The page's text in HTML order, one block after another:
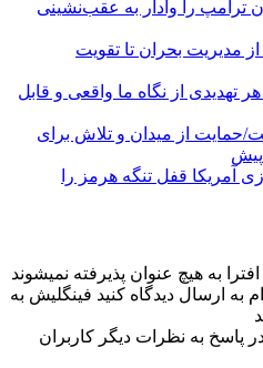
ترامپ را وادار به عقب‌نشینی
مدیریت بحران تا تقویت
از نگاه ما واقعی و قابل
از میدان و تلاش برای
آمریکا قفل تنگه هرمز را
به هیچ عنوان پذیرفته نمیشوند
به ارسال دیدگاه کنید فینگلیش به
پاسخ به نظرات دیگر کاربران